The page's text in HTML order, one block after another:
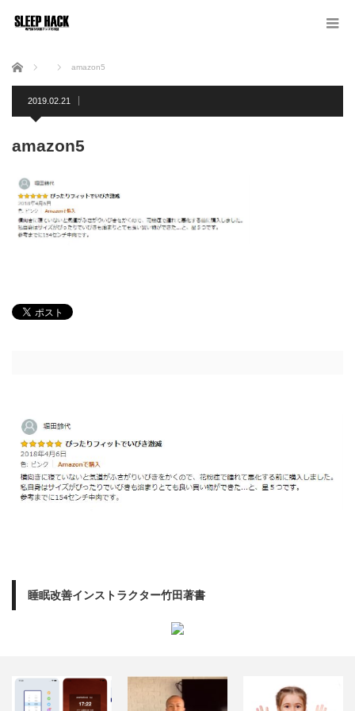
ホーム amazon5
2019.02.21
amazon5
睡眠改善インストラクター竹田著書